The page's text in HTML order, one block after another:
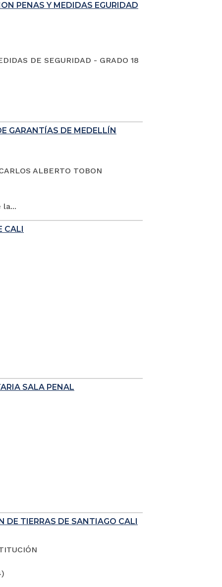
PENAS Y MEDIDAS EGURIDAD
DE SEGURIDAD - GRADO 18
GARANTÍAS DE MEDELLÍN
ALBERTO TOBON
la...
CALI
SALA PENAL
DE TIERRAS DE SANTIAGO CALI